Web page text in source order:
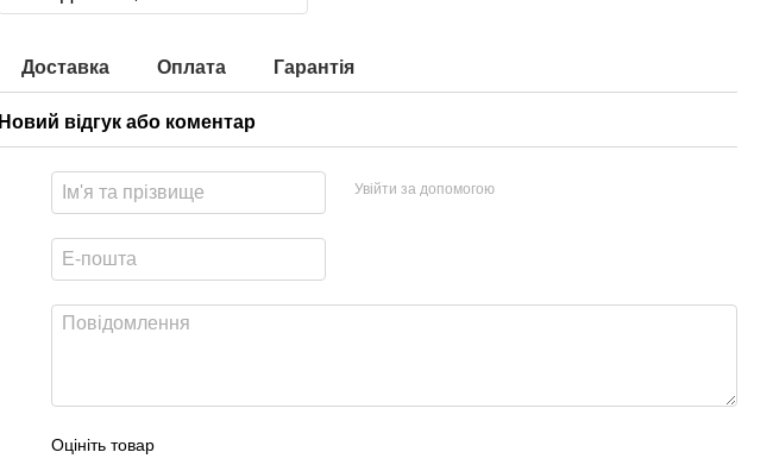
Доставка Оплата Гарантія
Новий відгук або коментар
Увійти за допомогою
Оцініть товар